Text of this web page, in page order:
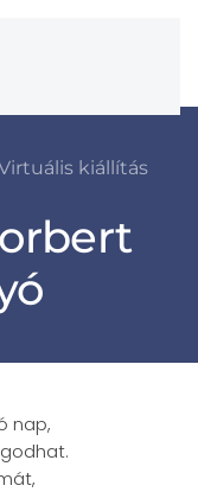
kiállítás
nap,